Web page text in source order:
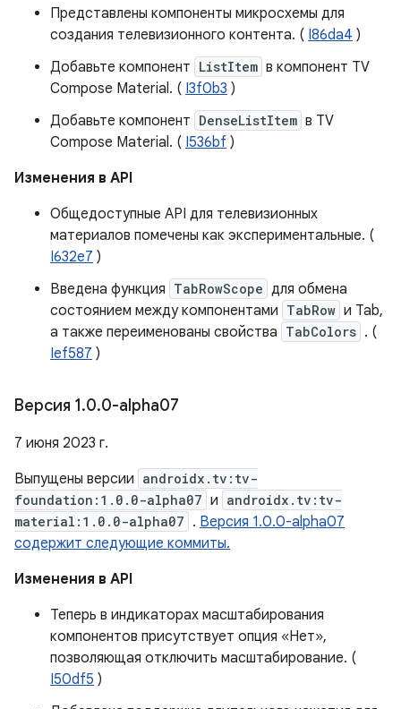
Представлены компоненты микросхемы для
создания телевизионного контента. ( I86da4 )
Добавьте компонент ListItem в компонент TV
Compose Material. ( I3f0b3 )
Добавьте компонент DenseListItem в TV
Compose Material. ( I536bf )
Изменения в API
Общедоступные API для телевизионных
материалов помечены как экспериментальные. (
I632e7 )
Введена функция TabRowScope для обмена
состоянием между компонентами TabRow и Tab,
а также переименованы свойства TabColors . (
Ief587 )
Версия 1.0.0-alpha07
7 июня 2023 г.
Выпущены версии androidx.tv:tv-
foundation:1.0.0-alpha07 и androidx.tv:tv-
material:1.0.0-alpha07 . Версия 1.0.0-alpha07
содержит следующие коммиты.
Изменения в API
Теперь в индикаторах масштабирования
компонентов присутствует опция «Нет»,
позволяющая отключить масштабирование. (
I50df5 )